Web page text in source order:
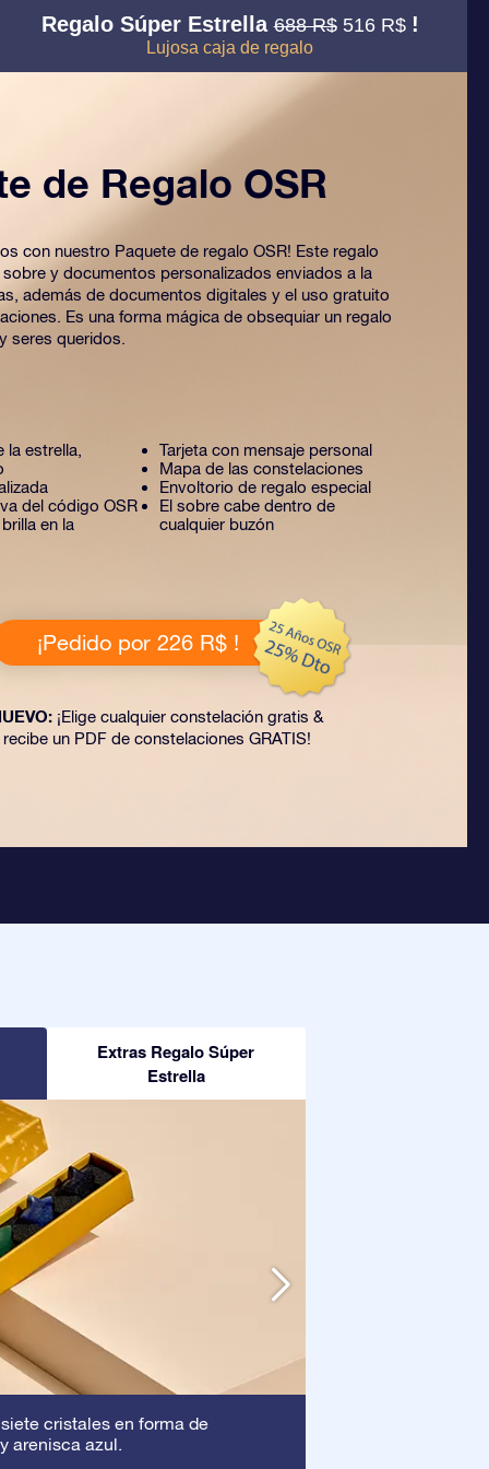
Regalo Súper Estrella688 R$ 516 R$ !
Lujosa caja de regalo
de Regalo OSR
con nuestro Paquete de regalo OSR! Este regalo
y documentos personalizados enviados a la
además de documentos digitales y el uso gratuito
Es una forma mágica de obsequiar un regalo
seres queridos.
la estrella,
del código OSR
en la
Tarjeta con mensaje personal
Mapa de las constelaciones
Envoltorio de regalo especial
El sobre cabe dentro de
cualquier buzón
¡Pedido por 226 R$ !
¡Elige cualquier constelación gratis &
recibe un PDF de constelaciones GRATIS!
Extras Regalo Súper
Estrella
cristales en forma de
arenisca azul.